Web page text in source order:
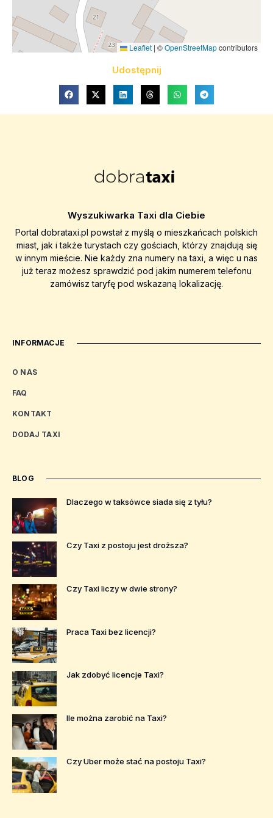
Leaflet | ©OpenStreetMapcontributors
Udostępnij
Wyszukiwarka Taxi dla Ciebie
Portal dobrataxi.pl powstał z myślą o mieszkańcach polskich
miast, jak i także turystach czy gościach, którzy znajdują się
w innym mieście. Nie każdy zna numery na taxi, a więc u nas
już teraz możesz sprawdzić pod jakim numerem telefonu
zamówisz taryfę pod wskazaną lokalizację.
INFORMACJE
O NAS
FAQ
KONTAKT
DODAJ TAXI
BLOG
Dlaczego w taksówce siada się z tyłu?
Czy Taxi z postoju jest droższa?
Czy Taxi liczy w dwie strony?
Praca Taxi bez licencji?
Jak zdobyć licencje Taxi?
Ile można zarobić na Taxi?
Czy Uber może stać na postoju Taxi?